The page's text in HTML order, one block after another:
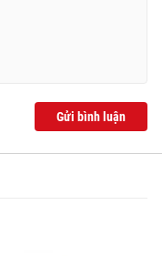
Gửi bình luận